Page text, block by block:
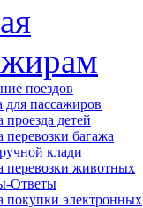
поездов
для пассажиров
проезда детей
перевозки багажа
клади
перевозки животных
Ответы
покупки электронных